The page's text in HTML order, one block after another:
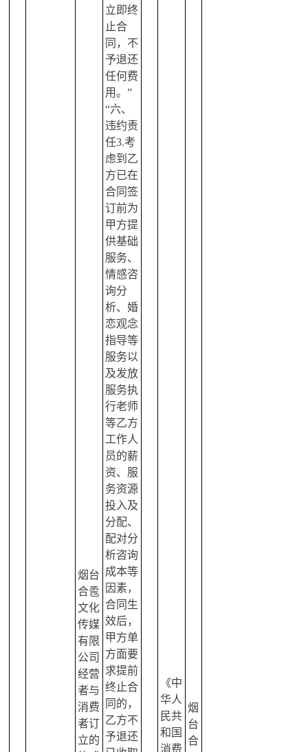
烟台
合卺
文化
传媒
有限
公司
经营
者与
消费
者订
立的
立即终
止合
同，不
予退还
任何费
用。”
“六、
违约责
任3.考
虑到乙
方已在
合同签
订前为
甲方提
供基础
服务、
情感咨
询分
析、婚
恋观念
指导等
服务以
及发放
服务执
行老师
等乙方
工作人
员的薪
资、服
务资源
投入及
分配、
配对分
析咨询
成本等
因素，
合同生
效后，
甲方单
方面要
求提前
终止合
同的，
乙方不
予退还
《中
华人
民共
和国
消费
烟
台
合